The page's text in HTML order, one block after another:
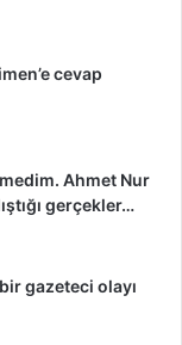
cevap
Ahmet Nur
gerçekler…
gazeteci olayı